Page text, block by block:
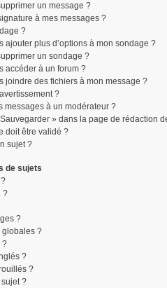
un message ?
à mes messages ?
?
ajouter plus d’options à mon sondage ?
un sondage ?
accéder à un forum ?
joindre des fichiers à mon message ?
?
messages à un modérateur ?
» dans la page de rédaction
doit être validé ?
sujet ?
de sujets
?
?
globales ?
?
?
?
?